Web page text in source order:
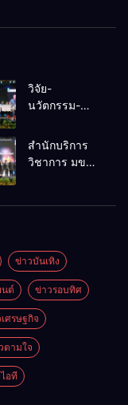
วิจัย-
นวัตกรรม-
คือโอกาสใหม่
ของคนพิการ
เศรษฐกิจ
สำนักบริการ
วิชาการ มข.
เวทีระดับชาติ
NCPD 2026
เปลี่ยน “ผ้า
เหลือ” สู่ราย
ได้ที่ยั่งยืน
ข่าวบันเทิง
ต์ ข่าวรอบทิศ
ศรษฐกิจ
ตามใจ
อที